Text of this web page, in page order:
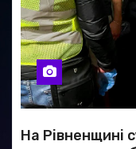
На Рівненщині